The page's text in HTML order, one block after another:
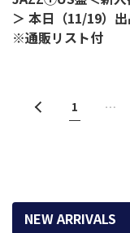
＞ 本日（11/19）出
※通販リスト付
1 …
NEW ARRIVALS